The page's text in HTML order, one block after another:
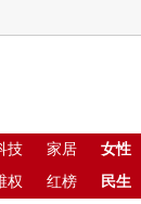
技 家居
女性
权 红榜 民生